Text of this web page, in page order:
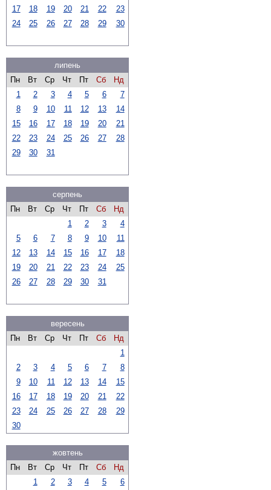
17
18 19 20 21 22
23
24
25 26 27 28 29 30
липень
Пн
Вт Ср Чт Пт Сб
Нд
1
2 3 4 5 6
7
8
9 10 11 12 13
14
15
16 17 18 19 20
21
22
23 24 25 26 27
28
29
30 31
серпень
Пн
Вт Ср Чт Пт Сб
Нд
1
2 3
4
5
6 7 8 9 10
11
12
13 14 15 16 17
18
19
20 21 22 23 24
25
26
27 28 29 30 31
вересень
Пн
Вт Ср Чт Пт Сб
Нд
1
2
3 4 5 6 7
8
9
10 11 12 13 14
15
16
17 18 19 20 21
22
23
24 25 26 27 28
29
30
жовтень
Пн
Вт Ср Чт Пт Сб
Нд
1
2 3 4 5
6